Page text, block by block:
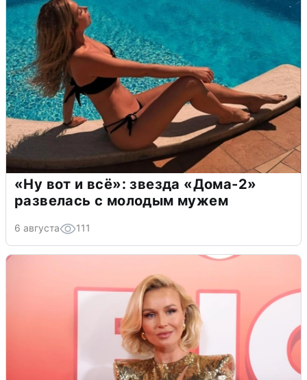
«Ну вот и всё»: звезда «Дома-2»
развелась с молодым мужем
6 августа 111